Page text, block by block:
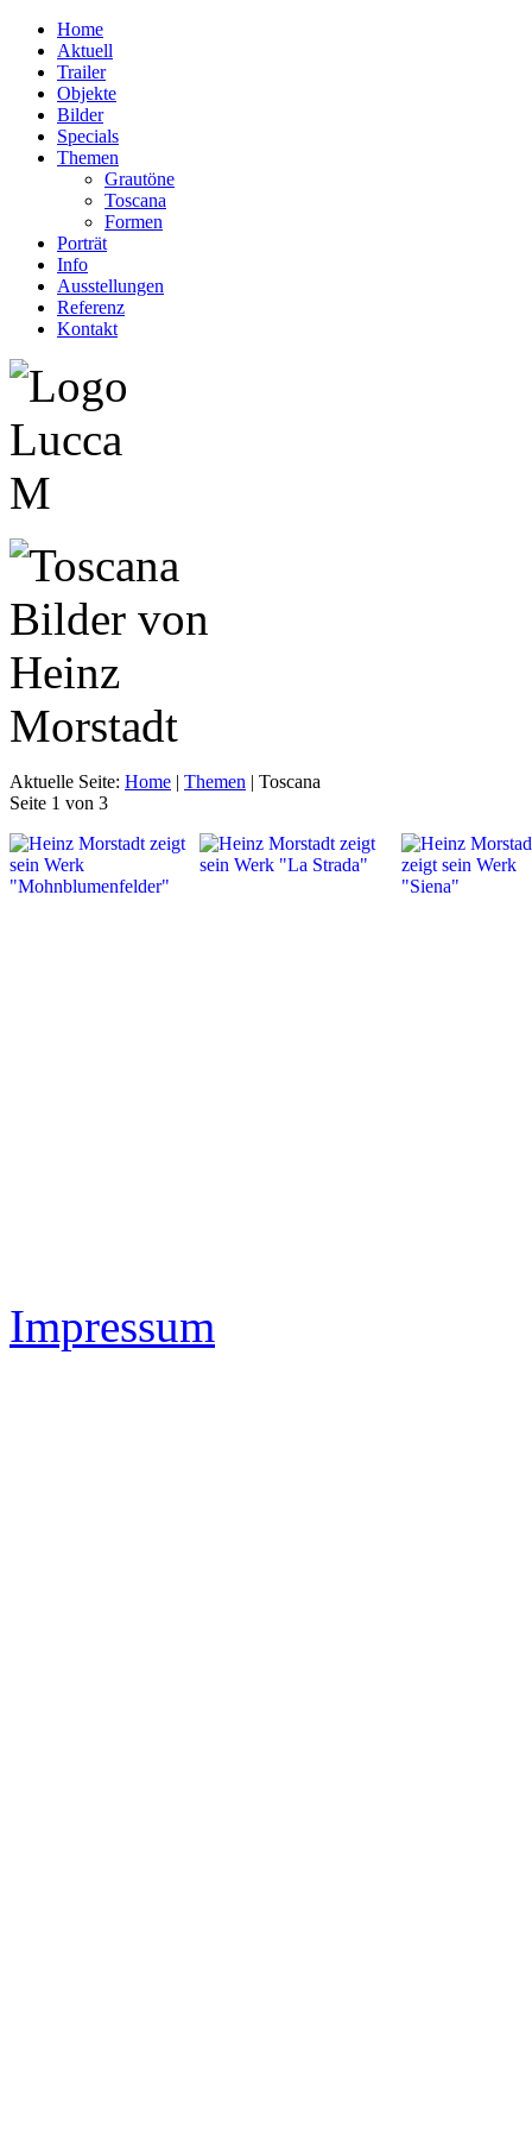
Home
Aktuell
Trailer
Objekte
Bilder
Specials
Themen
Grautöne
Toscana
Formen
Porträt
Info
Ausstellungen
Referenz
Kontakt
Aktuelle Seite: Home | Themen | Toscana
Seite 1 von 3
Impressum